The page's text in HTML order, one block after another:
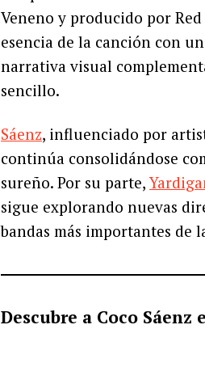
Veneno y producido por
esencia de la canción con
narrativa visual
sencillo.
Sáenz, influenciado por
continúa consolidándose
sureño. Por su parte,
sigue explorando nuevas
bandas más importantes de
Descubre a Coco